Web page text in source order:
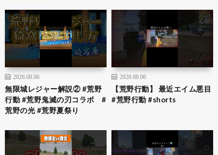
2026.08.06
無限城レジャー解説② #荒野
行動 #荒野鬼滅の刃コラボ #
荒野の光 #荒野夏祭り
2026.08.06
【荒野行動】 最近エイム悪目
#荒野行動 #shorts